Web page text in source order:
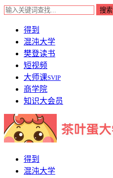
得到
混沌大学
樊登读书
短视频
大师课SVIP
商学院
知识大会员
得到
混沌大学